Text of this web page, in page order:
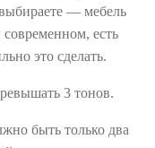
— мебель
современном, есть
это сделать.
3 тонов.
быть только два